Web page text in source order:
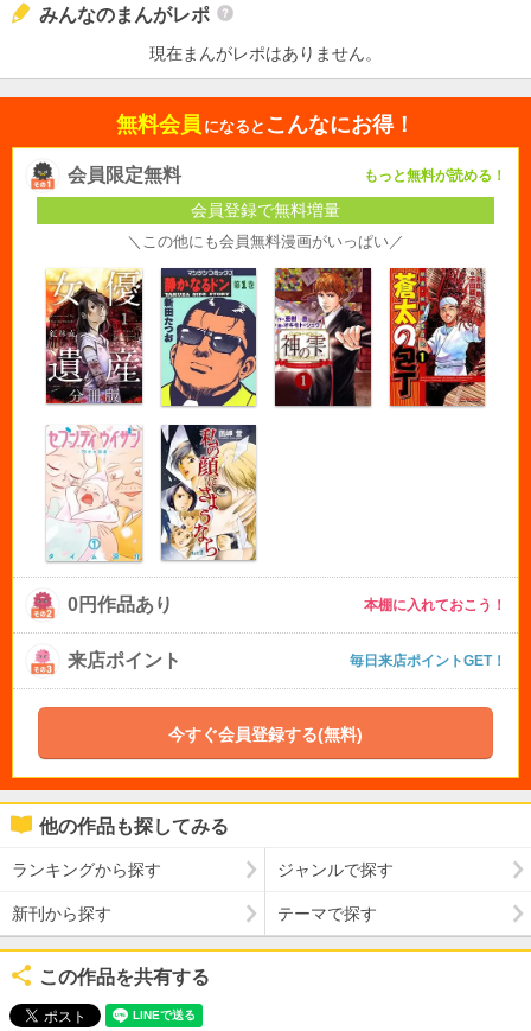
みんなのまんがレポ
現在まんがレポはありません。
無料会員 になると こんなにお得！
会員限定無料 もっと無料が読める！
会員登録で無料増量
＼この他にも会員無料漫画がいっぱい／
0円作品あり 本棚に入れておこう！
来店ポイント 毎日来店ポイントGET！
今すぐ会員登録する(無料)
他の作品も探してみる
ランキングから探す ジャンルで探す
新刊から探す テーマで探す
この作品を共有する